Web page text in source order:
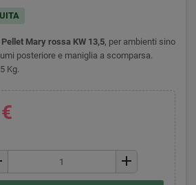
Mary rossa KW 13,5, per ambienti sino
posteriore e maniglia a scomparsa.
Kg.
add